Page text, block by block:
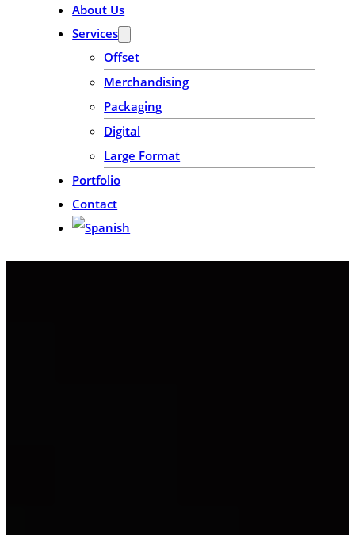
About Us
Services
Offset
Merchandising
Packaging
Digital
Large Format
Portfolio
Contact